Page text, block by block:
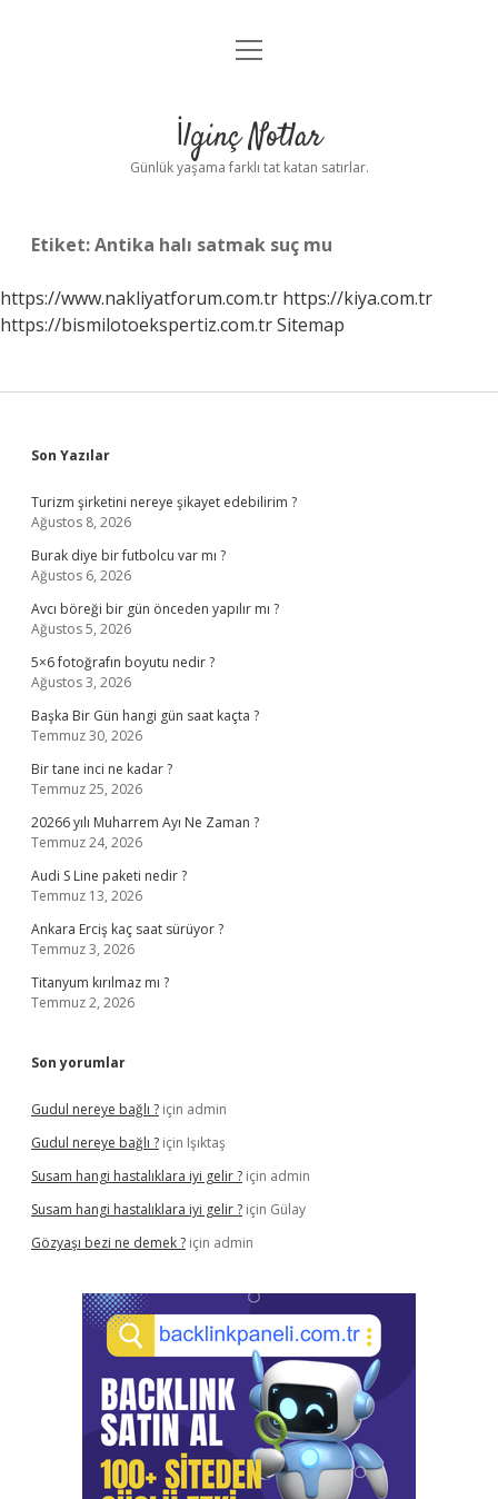
Anasayfa
Yasal Uyarı
menüyü
İlginç Notlar
Günlük yaşama farklı tat katan satırlar.
Etiket:Antika halı satmak suç mu
https://www.nakliyatforum.com.tr https://kiya.com.tr
https://bismilotoekspertiz.com.trSitemap
Sidebar
Son Yazılar
Turizm şirketini nereye şikayet edebilirim ?
Ağustos 8, 2026
Burak diye bir futbolcu var mı ?
Ağustos 6, 2026
Avcı böreği bir gün önceden yapılır mı ?
Ağustos 5, 2026
5×6 fotoğrafın boyutu nedir ?
Ağustos 3, 2026
Başka Bir Gün hangi gün saat kaçta ?
Temmuz 30, 2026
Bir tane inci ne kadar ?
Temmuz 25, 2026
20266 yılı Muharrem Ayı Ne Zaman ?
Temmuz 24, 2026
Audi S Line paketi nedir ?
Temmuz 13, 2026
Ankara Erciş kaç saat sürüyor ?
Temmuz 3, 2026
Titanyum kırılmaz mı ?
Temmuz 2, 2026
Son yorumlar
Gudul nereye bağlı ? için admin
Gudul nereye bağlı ? için Işıktaş
Susam hangi hastalıklara iyi gelir ? için admin
Susam hangi hastalıklara iyi gelir ? için Gülay
Gözyaşı bezi ne demek ? için admin